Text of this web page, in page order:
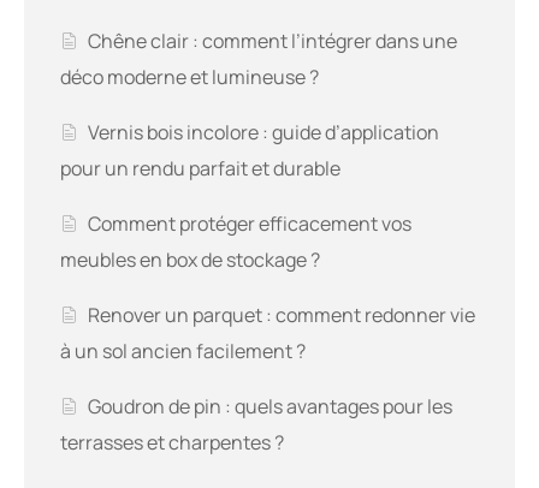
Chêne clair : comment l’intégrer dans une
déco moderne et lumineuse ?
Vernis bois incolore : guide d’application
pour un rendu parfait et durable
Comment protéger efficacement vos
meubles en box de stockage ?
Renover un parquet : comment redonner vie
à un sol ancien facilement ?
Goudron de pin : quels avantages pour les
terrasses et charpentes ?